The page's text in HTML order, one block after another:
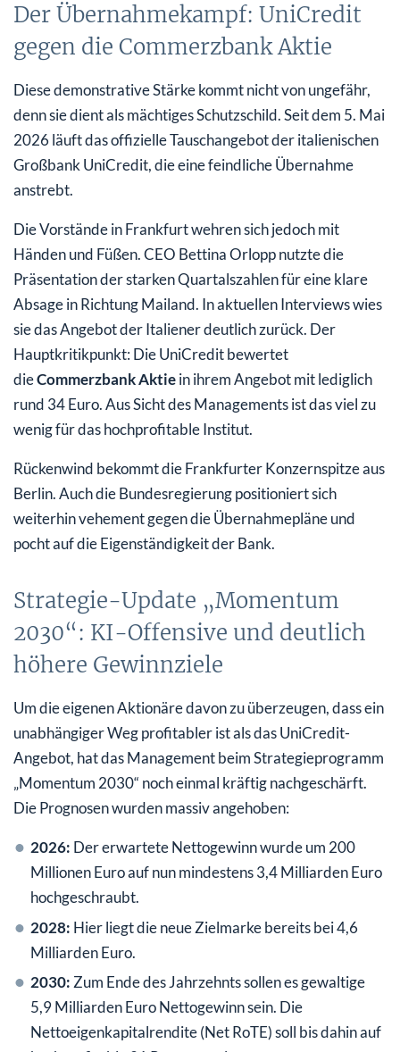
Der Übernahmekampf: UniCredit
gegen die Commerzbank Aktie
Diese demonstrative Stärke kommt nicht von ungefähr,
denn sie dient als mächtiges Schutzschild. Seit dem 5. Mai
2026 läuft das offizielle Tauschangebot der italienischen
Großbank UniCredit, die eine feindliche Übernahme
anstrebt.
Die Vorstände in Frankfurt wehren sich jedoch mit
Händen und Füßen. CEO Bettina Orlopp nutzte die
Präsentation der starken Quartalszahlen für eine klare
Absage in Richtung Mailand. In aktuellen Interviews wies
sie das Angebot der Italiener deutlich zurück. Der
Hauptkritikpunkt: Die UniCredit bewertet
dieCommerzbank Aktiein ihrem Angebot mit lediglich
rund 34 Euro. Aus Sicht des Managements ist das viel zu
wenig für das hochprofitable Institut.
Rückenwind bekommt die Frankfurter Konzernspitze aus
Berlin. Auch die Bundesregierung positioniert sich
weiterhin vehement gegen die Übernahmepläne und
pocht auf die Eigenständigkeit der Bank.
Strategie-Update „Momentum
2030“: KI-Offensive und deutlich
höhere Gewinnziele
Um die eigenen Aktionäre davon zu überzeugen, dass ein
unabhängiger Weg profitabler ist als das UniCredit-
Angebot, hat das Management beim Strategieprogramm
„Momentum 2030“ noch einmal kräftig nachgeschärft.
Die Prognosen wurden massiv angehoben:
2026: Der erwartete Nettogewinn wurde um 200
Millionen Euro auf nun mindestens 3,4 Milliarden Euro
hochgeschraubt.
2028: Hier liegt die neue Zielmarke bereits bei 4,6
Milliarden Euro.
2030:Zum Ende des Jahrzehnts sollen es gewaltige
5,9 Milliarden Euro Nettogewinn sein. Die
Nettoeigenkapitalrendite (Net RoTE) soll bis dahin auf